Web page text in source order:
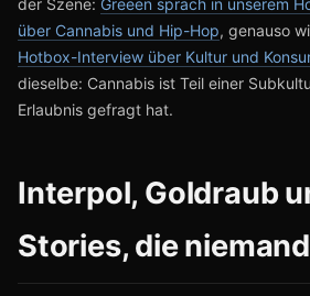
über Cannabis und Hip-Hop, genauso
Hotbox-Interview über Kultur und
dieselbe: Cannabis ist Teil einer
Erlaubnis gefragt hat.
Interpol, Goldraub
Stories, die